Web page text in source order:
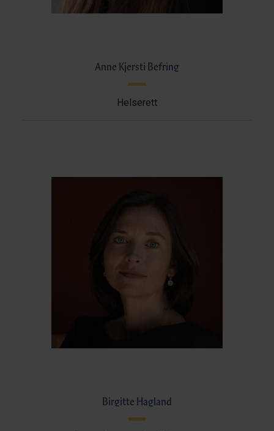
Anne Kjersti Befring
Helserett
Birgitte Hagland